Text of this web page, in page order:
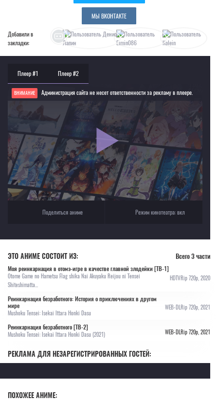
МЫ ВКОНТАКТЕ
Добавили в
закладки:
Плеер #1 Плеер #2
ВНИМАНИЕ Администрация сайта не несет ответственности за рекламу в плеере.
Если видео не работает, обновите страницу или выберите другой плеер!
Для просмотра некоторых аниме необходимо установить VPN
Текущее воспроизведение：Реинкарнация безработного [ТВ-2]
Поделиться аниме Режим кинотеатра:вкл
ЭТО АНИМЕ СОСТОИТ ИЗ:
Всего 3 части
Моя реинкарнация в отомэ-игре в качестве главной злодейки [ТВ-1]
Otome Game no Hametsu Flag shika Nai Akuyaku Reijou ni Tensei
Shiteshimatta...
HDTVRip 720p, 2020
Реинкарнация безработного: История о приключениях в другом
мире
Mushoku Tensei: Isekai Ittara Honki Dasu
WEB-DLRip 720p, 2021
Реинкарнация безработного [ТВ-2]
Mushoku Tensei: Isekai Ittara Honki Dasu (2021) WEB-DLRip 720p, 2021
РЕКЛАМА ДЛЯ НЕЗАРЕГИСТРИРОВАННЫХ ГОСТЕЙ:
ПОХОЖЕЕ АНИМЕ: